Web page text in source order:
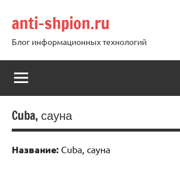
содержимому
anti-shpion.ru
Блог информационных технологий
Cuba, сауна
Название: Cuba, сауна